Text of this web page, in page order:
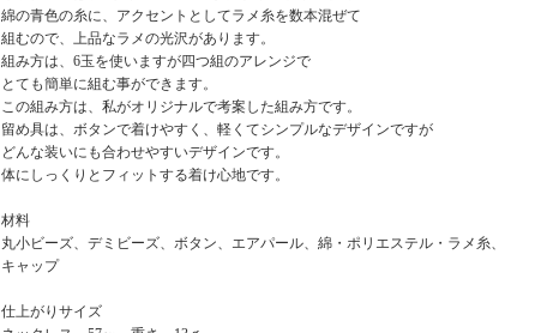
綿の青色の糸に、アクセントとしてラメ糸を数本混ぜて
組むので、上品なラメの光沢があります。
組み方は、6玉を使いますが四つ組のアレンジで
とても簡単に組む事ができます。
この組み方は、私がオリジナルで考案した組み方です。
留め具は、ボタンで着けやすく、軽くてシンプルなデザインですが
どんな装いにも合わせやすいデザインです。
体にしっくりとフィットする着け心地です。
材料
丸小ビーズ、デミビーズ、ボタン、エアパール、綿・ポリエステル・ラメ糸、
キャップ
仕上がりサイズ